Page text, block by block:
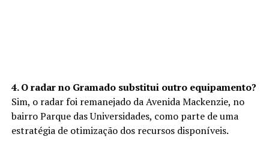
4. O radar no Gramado substitui outro equipamento?
Sim, o radar foi remanejado da Avenida Mackenzie, no
bairro Parque das Universidades, como parte de uma
estratégia de otimização dos recursos disponíveis.